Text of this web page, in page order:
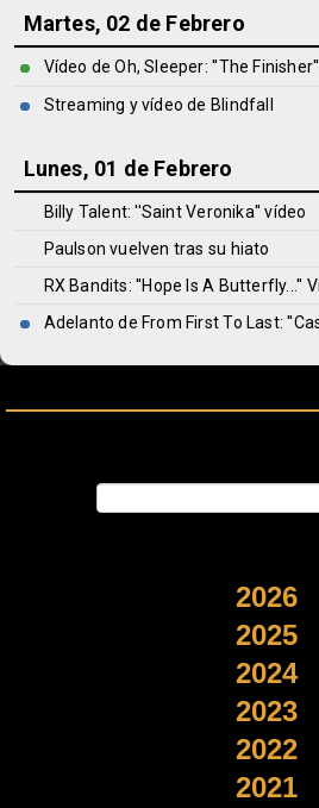
Martes, 02 de Febrero
Vídeo de Oh, Sleeper: ''The Finisher''
Streaming y vídeo de Blindfall
Lunes, 01 de Febrero
Billy Talent: ''Saint Veronika'' vídeo
Paulson vuelven tras su hiato
RX Bandits: ''Hope Is A Butterfly...''
Adelanto de From First To Last:
2026
2025
2024
2023
2022
2021